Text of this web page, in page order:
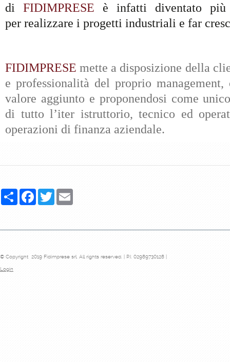
di FIDIMPRESE è infatti diventato più
per realizzare i progetti industriali e far
FIDIMPRESEmette a disposizione della
e professionalità del proprio
valore aggiunto e proponendosi come
di tutto l’iter istruttorio, tecnico ed
operazioni di finanza aziendale.
Share FacebookTwitter
© Copyright 2019 Fidimprese srl. All rights reserved. | P.I. 02989730128 |
Login